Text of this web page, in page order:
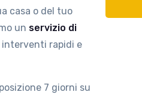
casa o del tuo
un servizio di
interventi rapidi e
7 giorni su